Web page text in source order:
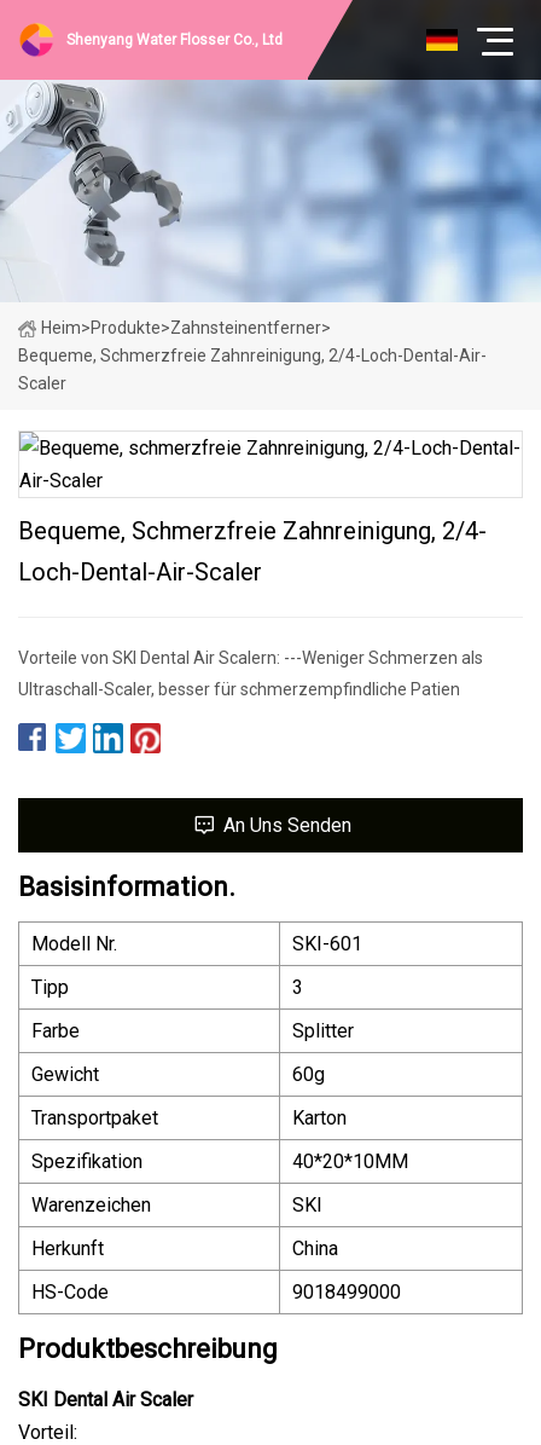
Shenyang Water Flosser Co., Ltd
Heim>Produkte>Zahnsteinentferner>
Bequeme, Schmerzfreie Zahnreinigung, 2/4-Loch-Dental-Air-
Scaler
Bequeme, Schmerzfreie Zahnreinigung, 2/4-
Loch-Dental-Air-Scaler
Vorteile von SKI Dental Air Scalern: ---Weniger Schmerzen als
Ultraschall-Scaler, besser für schmerzempfindliche Patien
An Uns Senden
Basisinformation.
Modell Nr.
SKI-601
Tipp
3
Farbe
Splitter
Gewicht
60g
Transportpaket
Karton
Spezifikation
40*20*10MM
Warenzeichen
SKI
Herkunft
China
HS-Code
9018499000
Produktbeschreibung
SKI Dental Air Scaler
Vorteil: